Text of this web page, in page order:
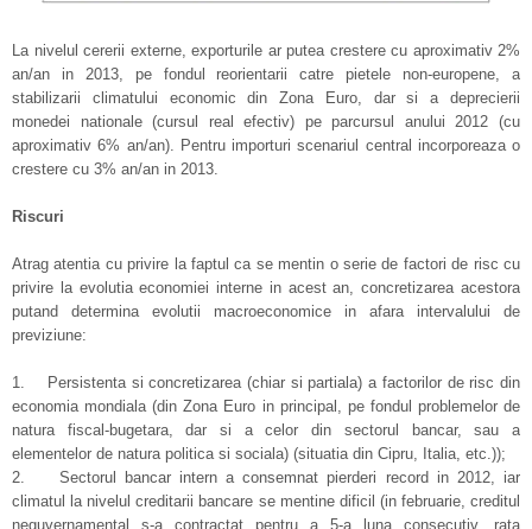
La nivelul cererii externe, exporturile ar putea crestere cu aproximativ 2%
an/an in 2013, pe fondul reorientarii catre pietele non-europene, a
stabilizarii climatului economic din Zona Euro, dar si a deprecierii
monedei nationale (cursul real efectiv) pe parcursul anului 2012 (cu
aproximativ 6% an/an). Pentru importuri scenariul central incorporeaza o
crestere cu 3% an/an in 2013.
Riscuri
Atrag atentia cu privire la faptul ca se mentin o serie de factori de risc cu
privire la evolutia economiei interne in acest an, concretizarea acestora
putand determina evolutii macroeconomice in afara intervalului de
previziune:
1. Persistenta si concretizarea (chiar si partiala) a factorilor de risc din
economia mondiala (din Zona Euro in principal, pe fondul problemelor de
natura fiscal-bugetara, dar si a celor din sectorul bancar, sau a
elementelor de natura politica si sociala) (situatia din Cipru, Italia, etc.));
2. Sectorul bancar intern a consemnat pierderi record in 2012, iar
climatul la nivelul creditarii bancare se mentine dificil (in februarie, creditul
neguvernamental s-a contractat pentru a 5-a luna consecutiv, rata